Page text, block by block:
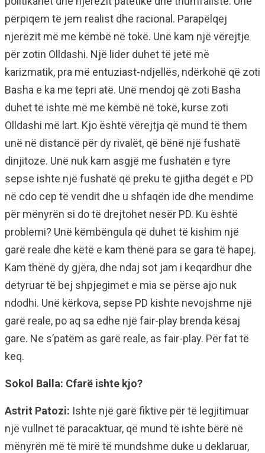
përpiqem të jem realist dhe racional. Parapëlqej
njerëzit më me këmbë në tokë. Unë kam një vërejtje
për zotin Olldashi. Një lider duhet të jetë më
karizmatik, pra më entuziast-ndjellës, ndërkohë që zoti
Basha e ka me tepri atë. Unë mendoj që zoti Basha
duhet të ishte më me këmbë në tokë, kurse zoti
Olldashi më lart. Kjo është vërejtja që mund të them
unë në distancë për dy rivalët, që bënë një fushatë
dinjitoze. Unë nuk kam asgjë me fushatën e tyre
sepse ishte një fushatë që preku të gjitha degët e PD
në cdo cep të vendit dhe u shfaqën ide dhe mendime
për mënyrën si do të drejtohet nesër PD. Ku është
problemi? Unë këmbëngula që duhet të kishim një
garë reale dhe këtë e kam thënë para se gara të hapej.
Kam thënë dy gjëra, dhe ndaj sot jam i keqardhur dhe
detyruar të bej shpjegimet e mia se përse ajo nuk
ndodhi. Unë kërkova, sepse PD kishte nevojshme një
garë reale, po aq sa edhe një fair-play brenda kësaj
gare. Ne s’patëm as garë reale, as fair-play. Për fat të
keq.
Sokol Balla: Cfarë ishte kjo?
Astrit Patozi: Ishte një garë fiktive për të legjitimuar
një vullnet të paracaktuar, që mund të ishte bërë në
mënyrën më të mirë të mundshme duke u deklaruar,